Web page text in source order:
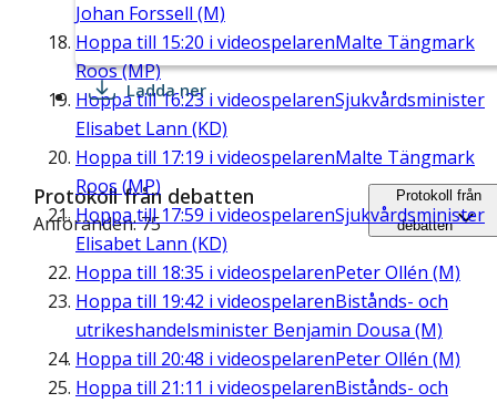
Johan Forssell (M)
Hoppa till 15:20 i videospelarenMalte Tängmark
Roos (MP)
Hoppa till16:23 i videospelarenSjukvårdsminister
Elisabet Lann (KD)
Hoppa till 17:19 i videospelarenMalte Tängmark
Roos (MP)
Hoppa till17:59 i videospelarenSjukvårdsminister
Elisabet Lann (KD)
Hoppa till 18:35 i videospelarenPeter Ollén (M)
Hoppa till 19:42 i videospelarenBistånds- och
utrikeshandelsminister Benjamin Dousa (M)
Hoppa till 20:48 i videospelarenPeter Ollén (M)
Hoppa till 21:11 i videospelarenBistånds- och
Ladda ner
Protokoll från debatten
Anföranden: 75
Protokoll från
debatten